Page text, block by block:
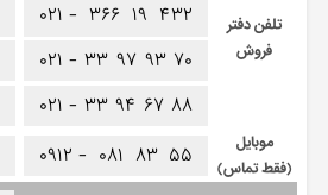
تلفن دفتر
فروش
۰۲۱ - ۳۶۶ ۱۹ ۴۳۲
۰۲۱ - ۳۳ ۹۷ ۹۳ ۷۰
۰۲۱ - ۳۳ ۹۴ ۶۷ ۸۸
موبایل
(فقط تماس)
۰۹۱۲ - ۰۸۱ ۸۳ ۵۵